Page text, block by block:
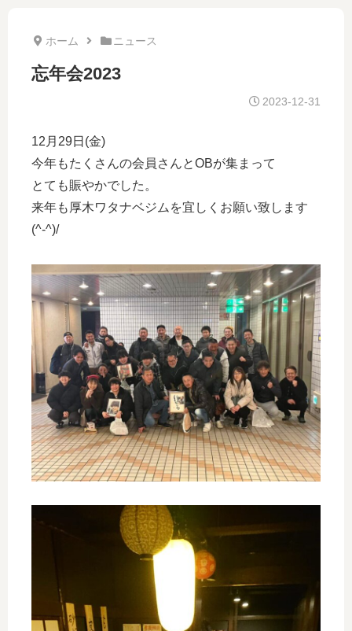
ホーム ニュース
忘年会2023
2023-12-31
12月29日(金)
今年もたくさんの会員さんとOBが集まって
とても賑やかでした。
来年も厚木ワタナベジムを宜しくお願い致します
(^-^)/